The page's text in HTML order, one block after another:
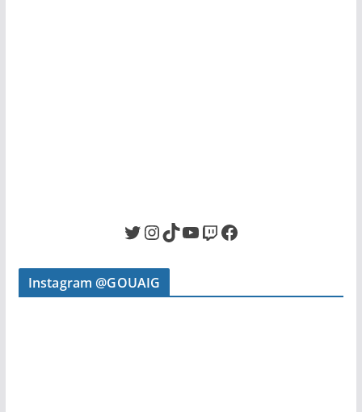
Twitter InstagramTikTok YouTube Twitch Facebook
Instagram @GOUAIG